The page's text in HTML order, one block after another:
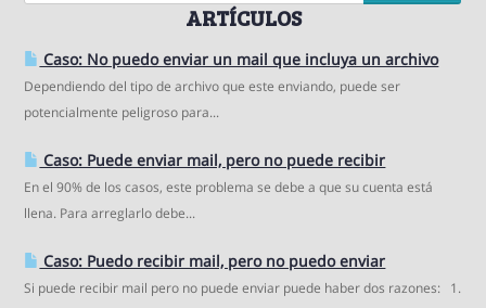
ARTÍCULOS
Caso: No puedo enviar un mail que incluya un archivo
Dependiendo del tipo de archivo que este enviando, puede ser
potencialmente peligroso para...
Caso: Puede enviar mail, pero no puede recibir
En el 90% de los casos, este problema se debe a que su cuenta está
llena. Para arreglarlo debe...
Caso: Puedo recibir mail, pero no puedo enviar
Si puede recibir mail pero no puede enviar puede haber dos razones: 1.